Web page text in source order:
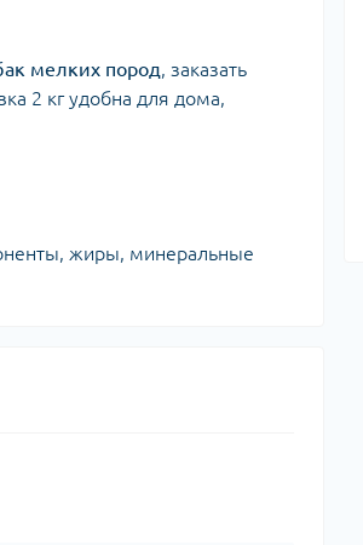
мелких пород, заказать
2 кг удобна для дома,
жиры, минеральные